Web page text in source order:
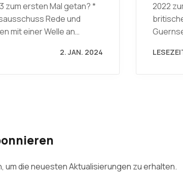
zum ersten Mal getan? *
Rede und
mit einer Welle an…
2. JAN. 2024
2022
um die neuesten Aktualisierungen zu erhalten.